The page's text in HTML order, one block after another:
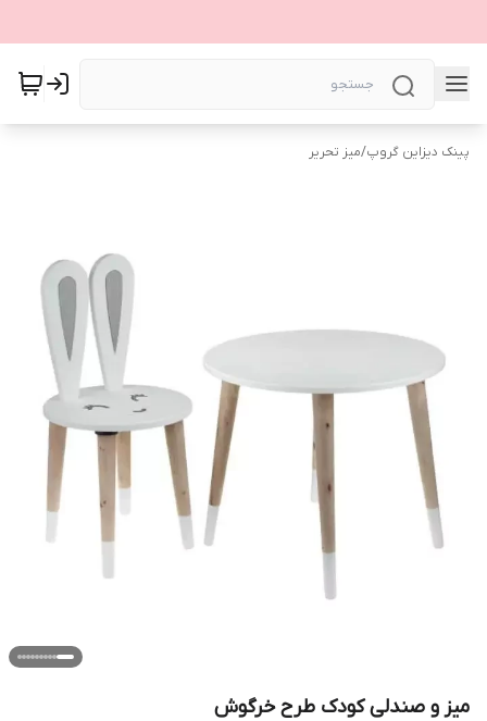
پینک دیزاین گروپ/میز تحریر
میز و صندلی کودک طرح خرگوش